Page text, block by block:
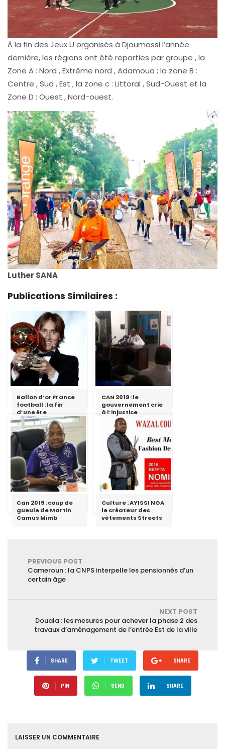
À la fin des Jeux U organisés à Djoumassi l’année
dernière, les régions ont été reparties par groupe , la
Zone A : Nord , Extrême nord , Adamoua ; la zone B :
Centre , Sud , Est ; la zone c : Littoral , Sud-Ouest et la
Zone D : Ouest , Nord-ouest.
Luther SANA
Publications Similaires :
Ballon d’or France
football : la fin
d’une ère
CAN 2019 : le
gouvernement crie
à l’injustice
Can 2019 : coup de
gueule de Martin
Camus Mimb
Culture : AYISSI NGA
le créateur des
vêtements Streets
PREVIOUS POST
Cameroun : la CNPS interpelle les pensionnés d’un
certain âge
NEXT POST
Douala : les mesures pour achever la phase 2 des
travaux d’aménagement de l’entrée Est de la ville
SHARE TWEET SHARE
PIN SEND SHARE
LAISSER UN COMMENTAIRE